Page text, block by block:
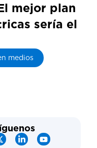
mejor plan
sería el
medios